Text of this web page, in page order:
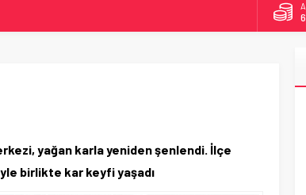
BÜYÜK HATALAR
yağan karla yeniden şenlendi. İlçe
birlikte kar keyfi yaşadı